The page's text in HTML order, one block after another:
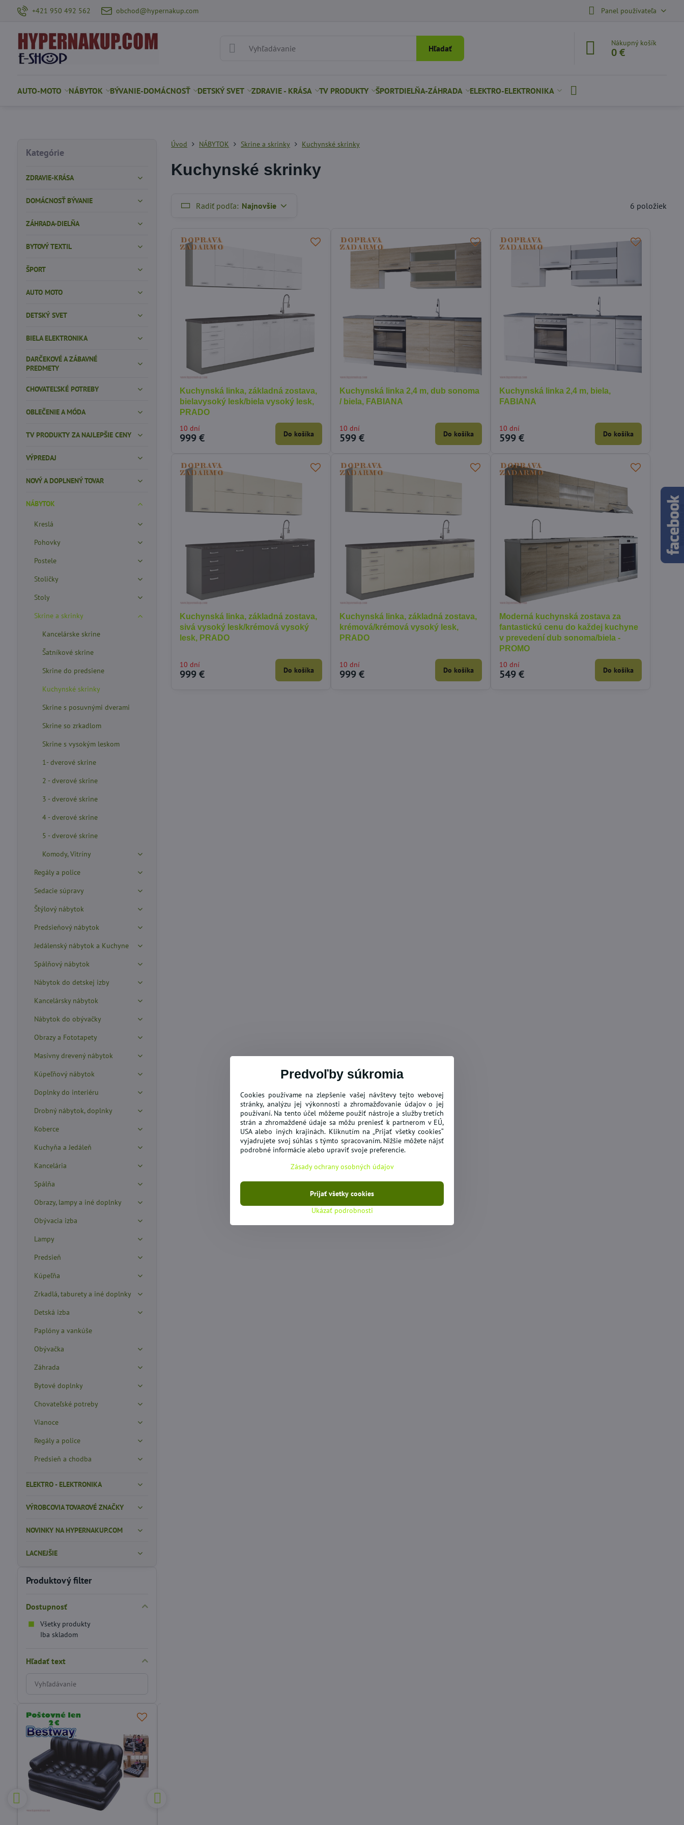
+421 950 492 562 obchod@hypernakup.com Panel používateľa
Hľadať
Nákupný košík
0 €
AUTO-MOTO NÁBYTOK BÝVANIE-DOMÁCNOSŤ DETSKÝ SVET ZDRAVIE - KRÁSA TV PRODUKTY ŠPORTDIELŇA-ZÁHRADA ELEKTRO-ELEKTRONIKA
Úvod NÁBYTOK Skrine a skrinky Kuchynské skrinky
Kuchynské skrinky
Radiť podľa: Najnovšie 6 položiek
Kuchynská linka, základná zostava,
bielavysoký lesk/biela vysoký lesk,
PRADO
10 dní
999 € Do košíka
Kuchynská linka 2,4 m, dub sonoma
/ biela, FABIANA
10 dní
599 € Do košíka
Kuchynská linka 2,4 m, biela,
FABIANA
10 dní
599 € Do košíka
Kuchynská linka, základná zostava,
sivá vysoký lesk/krémová vysoký
lesk, PRADO
10 dní
999 € Do košíka
Kuchynská linka, základná zostava,
krémová/krémová vysoký lesk,
PRADO
10 dní
999 € Do košíka
Moderná kuchynská zostava za
fantastickú cenu do každej kuchyne
v prevedení dub sonoma/biela -
PROMO
10 dní
549 € Do košíka
Produktový filter
Dostupnosť
Všetky produkty
Iba skladom
Hľadať text
Prehľadať
výsledky
fulltextom
Kategórie
ZDRAVIE-KRÁSA
DOMÁCNOSŤ BÝVANIE
ZÁHRADA-DIELŇA
BYTOVÝ TEXTIL
ŠPORT
AUTO MOTO
DETSKÝ SVET
BIELA ELEKTRONIKA
DARČEKOVÉ A ZÁBAVNÉ
PREDMETY
CHOVATEĽSKÉ POTREBY
OBLEČENIE A MÓDA
TV PRODUKTY ZA NAJLEPŠIE CENY
VÝPREDAJ
NOVÝ A DOPLNENÝ TOVAR
NÁBYTOK
Kreslá
Pohovky
Postele
Stoličky
Stoly
Skrine a skrinky
Kancelárske skrine
Šatníkové skrine
Skrine do predsiene
Kuchynské skrinky
Skrine s posuvnými dverami
Skrine so zrkadlom
Skrine s vysokým leskom
1- dverové skrine
2 - dverové skrine
3 - dverové skrine
4 - dverové skrine
5 - dverové skrine
Komody, Vitríny
Regály a police
Sedacie súpravy
Štýlový nábytok
Predsieňový nábytok
Jedálenský nábytok a Kuchyne
Spálňový nábytok
Nábytok do detskej izby
Kancelársky nábytok
Nábytok do obývačky
Obrazy a Fototapety
Masívny drevený nábytok
Kúpeľňový nábytok
Doplnky do interiéru
Drobný nábytok, doplnky
Koberce
Kuchyňa a Jedáleň
Kancelária
Spálňa
Obrazy, lampy a iné doplnky
Obývacia izba
Lampy
Predsieň
Kúpeľňa
Zrkadlá, taburety a iné doplnky
Detská izba
Paplóny a vankúše
Obývačka
Záhrada
Bytové doplnky
Chovateľské potreby
Vianoce
Regály a police
Predsieň a chodba
ELEKTRO - ELEKTRONIKA
VÝROBCOVIA TOVAROVÉ ZNAČKY
NOVINKY NA HYPERNAKUP.COM
LACNEJŠIE
Predvoľby súkromia
Cookies používame na zlepšenie vašej návštevy tejto webovej
stránky, analýzu jej výkonnosti a zhromažďovanie údajov o jej
používaní. Na tento účel môžeme použiť nástroje a služby tretích
strán a zhromaždené údaje sa môžu preniesť k partnerom v EÚ,
USA alebo iných krajinách. Kliknutím na „Prijať všetky cookies“
vyjadrujete svoj súhlas s týmto spracovaním. Nižšie môžete nájsť
podrobné informácie alebo upraviť svoje preferencie.
Zásady ochrany osobných údajov
Ukázať podrobnosti
Prijať všetky cookies